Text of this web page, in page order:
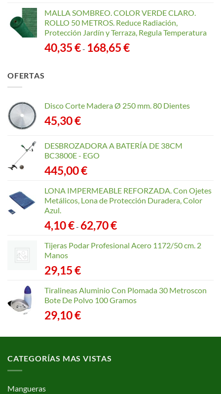
MALLA SOMBREO. COLOR VERDE CLARO.
ROLLO 50 METROS. Reduce Radiación,
Protección Jardín y Terraza, Regula Temperatura
40,35€- 168,65€Rango
168,65 €
OFERTAS
Disco Corte Madera Ø 250 mm. 80 Dientes
45,30€
DESBROZADORA A BATERÍA DE 38CM
BC3800E - EGO
445,00€
LONA IMPERMEABLE REFORZADA. Con Ojetes
Metálicos, Lona de Protección Duradera, Color
Azul.
4,10€- 62,70€Rango
precios:
Tijeras Podar Profesional Acero 1172/50 cm. 2
Manos
29,15€
Tiralineas Aluminio Con Plomada 30 Metroscon
Bote De Polvo 100 Gramos
29,10€
CATEGORÍAS MAS VISTAS
Mangueras